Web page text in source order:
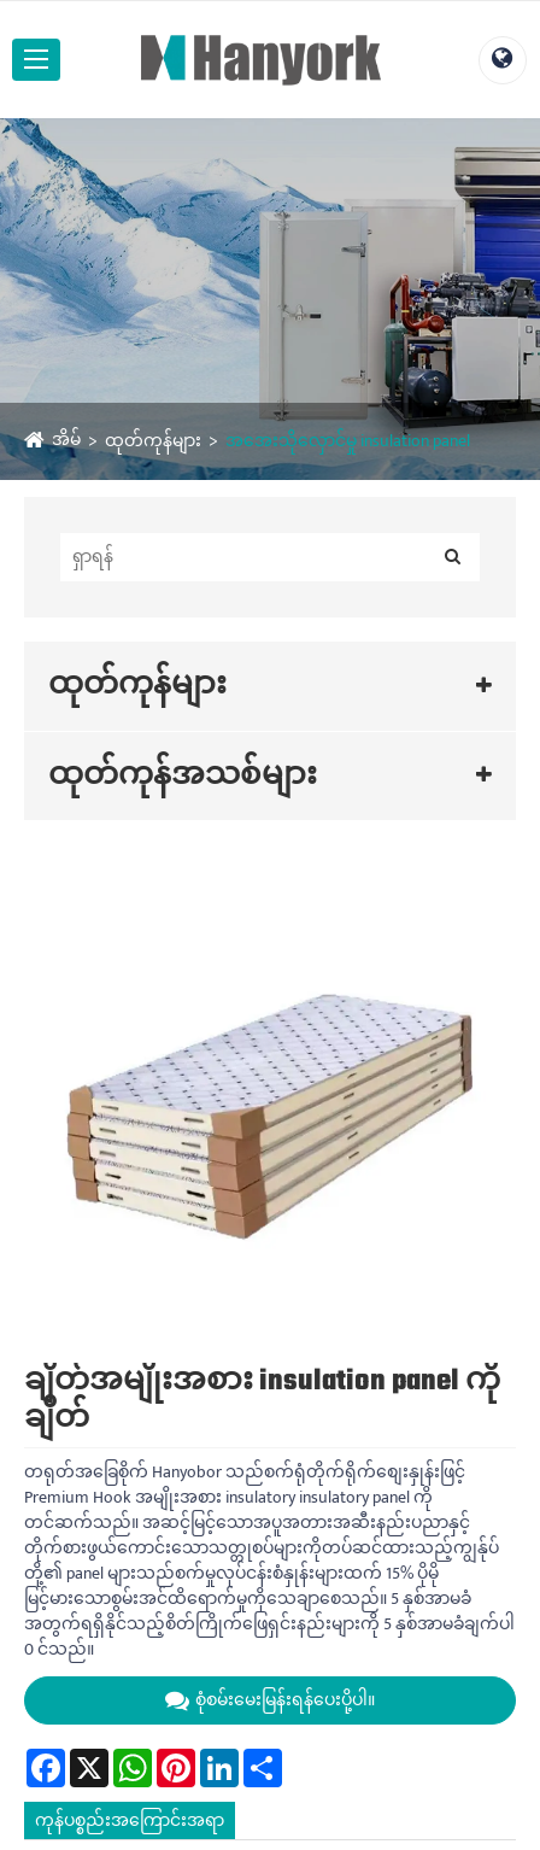
အိမ် ထုတ်ကုန်များ အအေးသိုလှောင်မှု insulation panel
ထုတ်ကုန်များ
ထုတ်ကုန်အသစ်များ
ချိတ်အမျိုးအစား insulation panel ကို
ချိတ်
တရုတ်အခြေစိုက် Hanyobor သည်စက်ရုံတိုက်ရိုက်စျေးနှုန်းဖြင့်
Premium Hook အမျိုးအစား insulatory insulatory panel ကို
တင်ဆက်သည်။ အဆင့်မြင့်သောအပူအတားအဆီးနည်းပညာနှင့်
တိုက်စားဖွယ်ကောင်းသောသတ္တုစပ်များကိုတပ်ဆင်ထားသည့်ကျွန်ုပ်
တို့၏ panel များသည်စက်မှုလုပ်ငန်းစံနှုန်းများထက် 15% ပိုမို
မြင့်မားသောစွမ်းအင်ထိရောက်မှုကိုသေချာစေသည်။ 5 နှစ်အာမခံ
အတွက်ရရှိနိုင်သည့်စိတ်ကြိုက်ဖြေရှင်းနည်းများကို 5 နှစ်အာမခံချက်ပါ
0 င်သည်။
စုံစမ်းမေးမြန်းရန်ပေးပို့ပါ။
Facebook
X WhatsAppPinterestLinkedIn
ကုန်ပစ္စည်းအကြောင်းအရာ